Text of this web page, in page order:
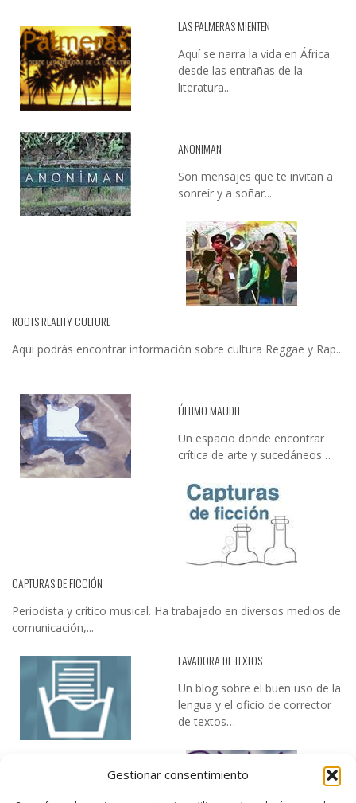
Gestionar consentimiento
LAS PALMERAS MIENTEN
Aquí se narra la vida en África
desde las entrañas de la
literatura...
ANONIMAN
Son mensajes que te invitan a
sonreír y a soñar...
ROOTS REALITY CULTURE
Aqui podrás encontrar información sobre cultura Reggae y Rap...
ÚLTIMO MAUDIT
Un espacio donde encontrar
crítica de arte y sucedáneos…
CAPTURAS DE FICCIÓN
Periodista y crítico musical. Ha trabajado en diversos medios de
comunicación,...
LAVADORA DE TEXTOS
Un blog sobre el buen uso de la
lengua y el oficio de corrector
de textos…